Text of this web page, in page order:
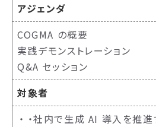
アジェンダ
COGMA の概要
実践デモンストレーション
Q&A セッション
対象者
・社内で生成 AI 導入を推